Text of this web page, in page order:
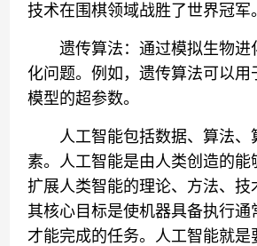
技术在围棋领域战胜了世界冠军
遗传算法：通过模拟生物进
化问题。例如，遗传算法可以用
模型的超参数。
人工智能包括数据、算法、
素。人工智能是由人类创造的能
扩展人类智能的理论、方法、技
其核心目标是使机器具备执行通
才能完成的任务。人工智能就是